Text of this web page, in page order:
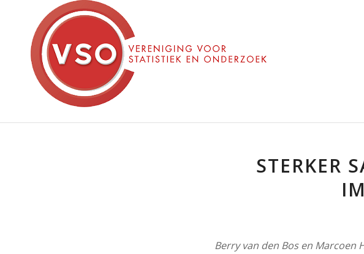
STERKER
Berry van den Bos en Marcoen